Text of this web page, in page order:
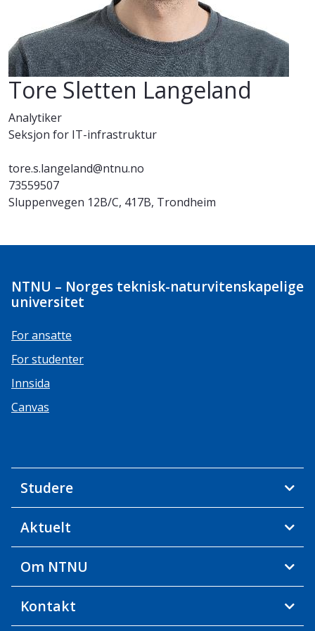
Tore Sletten Langeland
Analytiker
Seksjon for IT-infrastruktur
tore.s.langeland@ntnu.no
73559507
Sluppenvegen 12B/C, 417B, Trondheim
NTNU – Norges teknisk-naturvitenskapelige
universitet
For ansatte
For studenter
Innsida
Canvas
Studere
Aktuelt
Om NTNU
Kontakt